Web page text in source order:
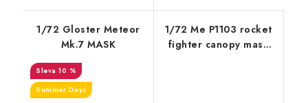
1/72 Gloster Meteor
Mk.7 MASK
10 %
Summer Days
1/72 Me P1103 rocket
fighter canopy mask